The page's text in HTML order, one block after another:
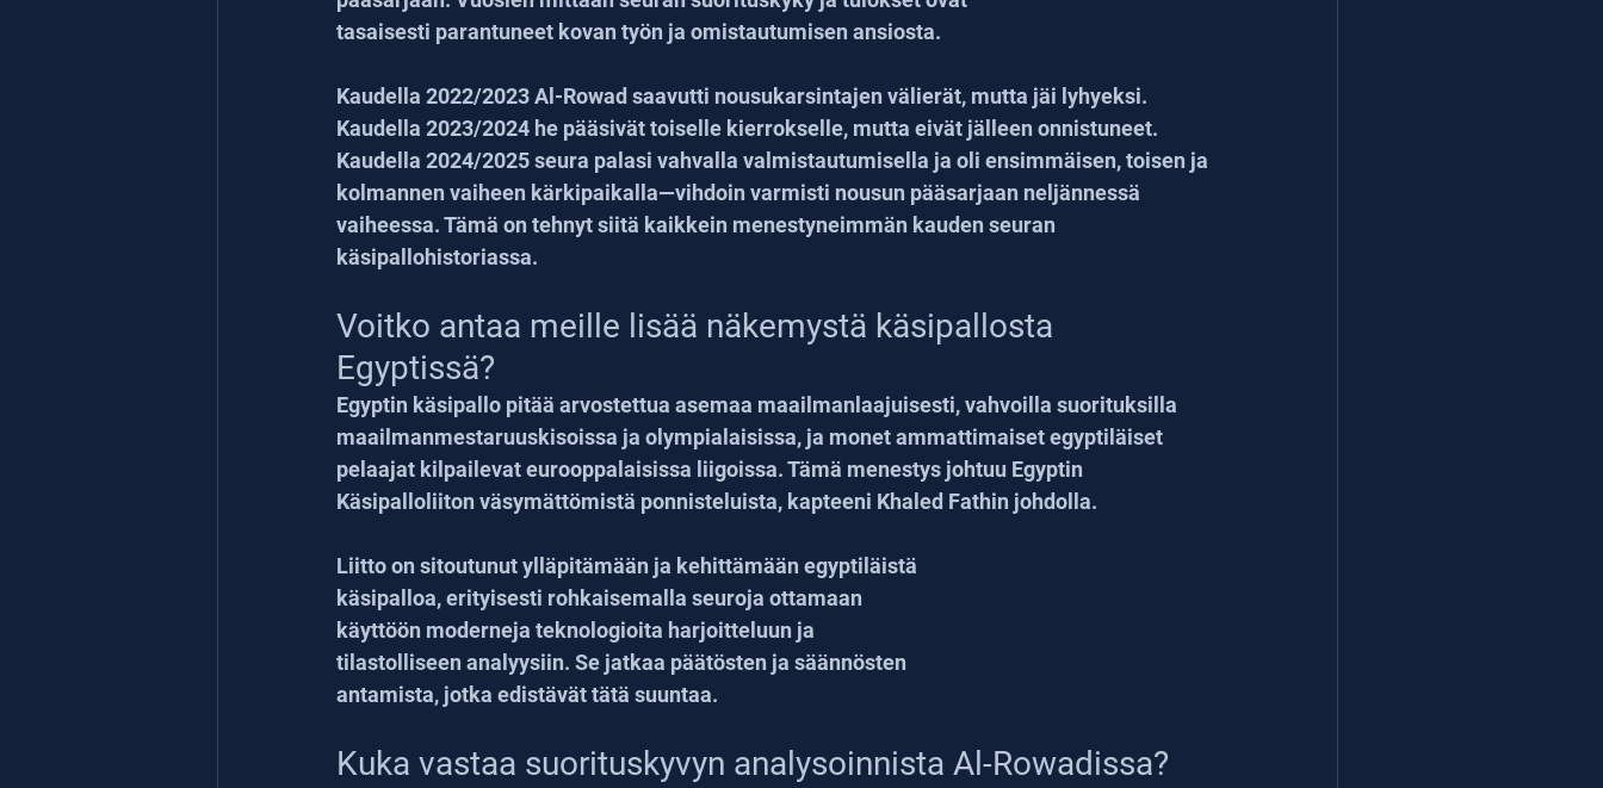
tasaisesti parantuneet kovan työn ja omistautumisen ansiosta.
Kaudella 2022/2023 Al-Rowad saavutti nousukarsintajen välierät, mutta jäi lyhyeksi.
Kaudella 2023/2024 he pääsivät toiselle kierrokselle, mutta eivät jälleen onnistuneet.
Kaudella 2024/2025 seura palasi vahvalla valmistautumisella ja oli ensimmäisen, toisen ja
kolmannen vaiheen kärkipaikalla—vihdoin varmisti nousun pääsarjaan neljännessä
vaiheessa. Tämä on tehnyt siitä kaikkein menestyneimmän kauden seuran
käsipallohistoriassa.
Voitko antaa meille lisää näkemystä käsipallosta
Egyptissä?
Egyptin käsipallo pitää arvostettua asemaa maailmanlaajuisesti, vahvoilla suorituksilla
maailmanmestaruuskisoissa ja olympialaisissa, ja monet ammattimaiset egyptiläiset
pelaajat kilpailevat eurooppalaisissa liigoissa. Tämä menestys johtuu Egyptin
Käsipalloliiton väsymättömistä ponnisteluista, kapteeni Khaled Fathin johdolla.
Liitto on sitoutunut ylläpitämään ja kehittämään egyptiläistä
käsipalloa, erityisesti rohkaisemalla seuroja ottamaan
käyttöön moderneja teknologioita harjoitteluun ja
tilastolliseen analyysiin. Se jatkaa päätösten ja säännösten
antamista, jotka edistävät tätä suuntaa.
Kuka vastaa suorituskyvyn analysoinnista Al-Rowadissa?